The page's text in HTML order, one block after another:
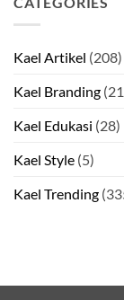
Kael Artikel (208)
Kael Branding
Kael Edukasi (28)
Kael Style (5)
Kael Trending